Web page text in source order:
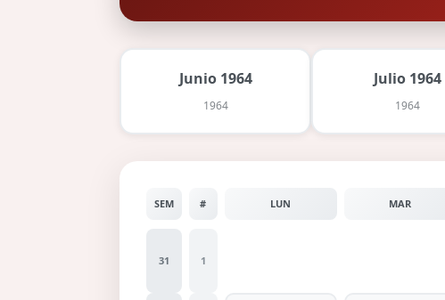
Junio 1964
1964
Julio 1964
1964
SEM # LUN MAR
31 1